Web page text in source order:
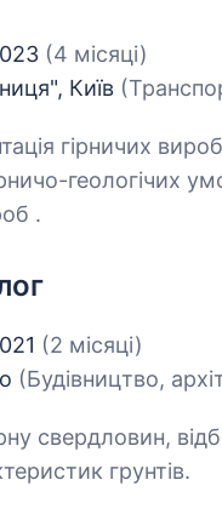
(4 місяці)
Київ
гірничих
геологічих
.
(2 місяці)
(Будівництво,
свердловин,
грунтів.